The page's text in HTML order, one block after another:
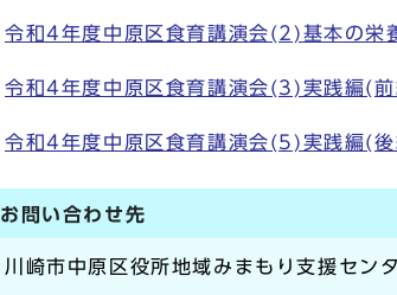
令和4年度中原区食育講演会(2)基本の
令和4年度中原区食育講演会(3)実践編(
令和4年度中原区食育講演会(5)実践編(
お問い合わせ先
川崎市中原区役所地域みまもり支援セン